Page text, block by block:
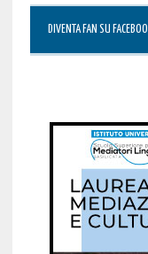
DIVENTA FAN SU